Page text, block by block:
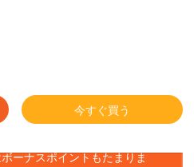
今すぐ買う
ーナスポイントもたまりま